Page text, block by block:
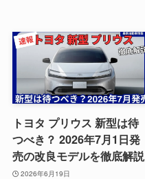
トヨタ プリウス 新型は待
つべき？ 2026年7月1日発
売の改良モデルを徹底解説
2026年6月19日